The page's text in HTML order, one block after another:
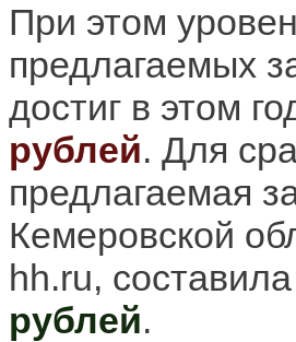
При этом
предлагаемых
достиг в этом
рублей. Для
предлагаемая
Кемеровской
hh.ru,
рублей.